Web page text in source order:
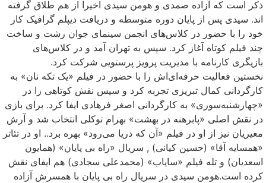
ذکر است که آزاده صمدی و هومن سیدی اخیراْ از هم طلاق گرفته
اند. سیدی پس از پایان دوره متوسطه و دریافت دیپلم گرافیک کار
خود را با حضور در کلاس‌های انجمن سینمای جوان رشت و ساخت
چند فیلم کوتاه آغاز کرد. سپس به تهران آمد و در کلاس‌های
بازیگری کارنامه با مدیریت پرویز پرستویی شرکت کرد.
نخستین فعالیت حرفه‌ای‌اش را با حضور در فیلم «یک تکه نان» به
کارگردانی کمال تبریزی تجربه کرد و سپس نقش کوتاهی را در
«چهارشنبه‌سوری» به کارگردانی اصغر فرهادی ایفا کرد. برای بازی
در نقش اصلی «پابرهنه در بهشت» بهرام توکلی انتخاب شد و آرش
معیریان نیز از او در فیلم «آن که دریا می‌رود» بهره برد.. او در تئاتر
«همسایه آقا» (حسین کیانی) , سریال «راه بی پایان» (همایون
اسعدیان) و تله فیلم «سایاب» (محمدعلی سجادی) هم ایفای نقش
کرده است.هومن سیدی در سریال راه بی پایان با همسرش آزاده